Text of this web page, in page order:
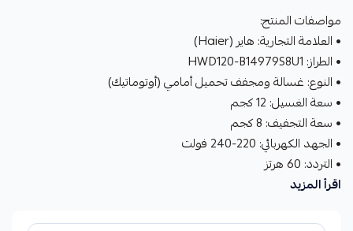
مواصفات المنتج:
• العلامة التجارية: هاير (Haier)
• الطراز: HWD120-B14979S8U1
• النوع: غسالة ومجفف تحميل أمامي (أوتوماتيك)
• سعة الغسيل: 12 كجم
• سعة التجفيف: 8 كجم
• الجهد الكهربائي: 220-240 فولت
• التردد: 60 هرتز
اقرأ المزيد